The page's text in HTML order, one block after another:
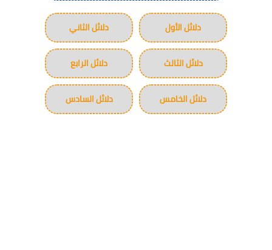
دلائل الأول دلائل الثاني
دلائل الثالث دلائل الرابع
دلائل الخامس دلائل السادس